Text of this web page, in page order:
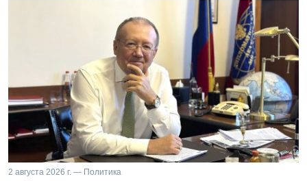
2 августа 2026 г. — Политика